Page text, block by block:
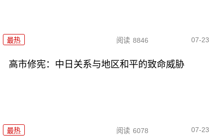
最热 阅读 8846 07-23
高市修宪：中日关系与地区和平的致命威胁
最热 阅读 6078 07-23